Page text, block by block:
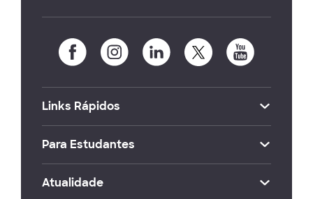
Links Rápidos
Para Estudantes
Atualidade